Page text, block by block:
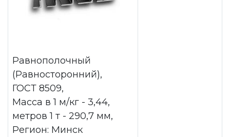
Равнополочный
(Равносторонний),
ГОСТ 8509,
Масса в 1 м/кг - 3,44,
метров 1 т - 290,7 мм,
Регион: Минск